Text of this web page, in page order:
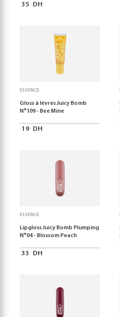
35 DH
ESSENCE
Gloss à lèvres Juicy Bomb
N°109 - Bee Mine
19 DH
ESSENCE
Lipgloss Juicy Bomb Plumping
N°04 - Blossom Peach
33 DH